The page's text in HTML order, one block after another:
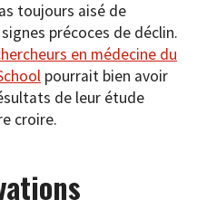
toujours aisé de
précoces de déclin.
en médecine du
pourrait bien avoir
de leur étude
croire.